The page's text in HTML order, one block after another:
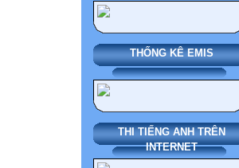
THỐNG KÊ EMIS
THI TIẾNG ANH TRÊN
INTERNET